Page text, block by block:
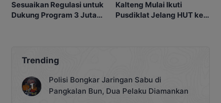
Sesuaikan Regulasi untuk
Dukung Program 3 Juta
Kalteng Mulai Ikuti
Pusdiklat Jelang HUT ke-
Trending
Polisi Bongkar Jaringan Sabu di
Pangkalan Bun, Dua Pelaku Diamankan